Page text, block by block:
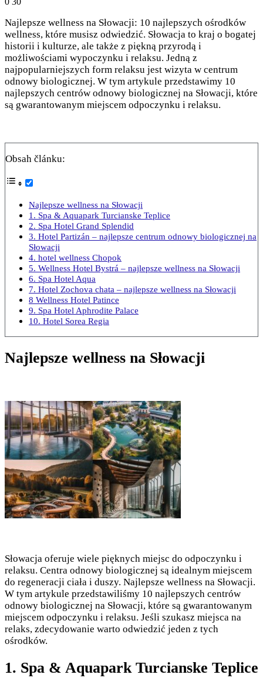
Najlepsze wellness na Słowacji: 10 najlepszych ośrodków
wellness, które musisz odwiedzić. Słowacja to kraj o bogatej
historii i kulturze, ale także z piękną przyrodą i
możliwościami wypoczynku i relaksu. Jedną z
najpopularniejszych form relaksu jest wizyta w centrum
odnowy biologicznej. W tym artykule przedstawimy 10
najlepszych centrów odnowy biologicznej na Słowacji, które
są gwarantowanym miejscem odpoczynku i relaksu.
Obsah článku:
Najlepsze wellness na Słowacji
1. Spa & Aquapark Turcianske Teplice
2. Spa Hotel Grand Splendid
3. Hotel Partizán – najlepsze centrum odnowy biologicznej na
Słowacji
4. hotel wellness Chopok
5. Wellness Hotel Bystrá – najlepsze wellness na Słowacji
6. Spa Hotel Aqua
7. Hotel Zochova chata – najlepsze wellness na Słowacji
8 Wellness Hotel Patince
9. Spa Hotel Aphrodite Palace
10. Hotel Sorea Regia
Najlepsze wellness na Słowacji
Słowacja oferuje wiele pięknych miejsc do odpoczynku i
relaksu. Centra odnowy biologicznej są idealnym miejscem
do regeneracji ciała i duszy. Najlepsze wellness na Słowacji.
W tym artykule przedstawiliśmy 10 najlepszych centrów
odnowy biologicznej na Słowacji, które są gwarantowanym
miejscem odpoczynku i relaksu. Jeśli szukasz miejsca na
relaks, zdecydowanie warto odwiedzić jeden z tych
ośrodków.
1. Spa & Aquapark Turcianske Teplice